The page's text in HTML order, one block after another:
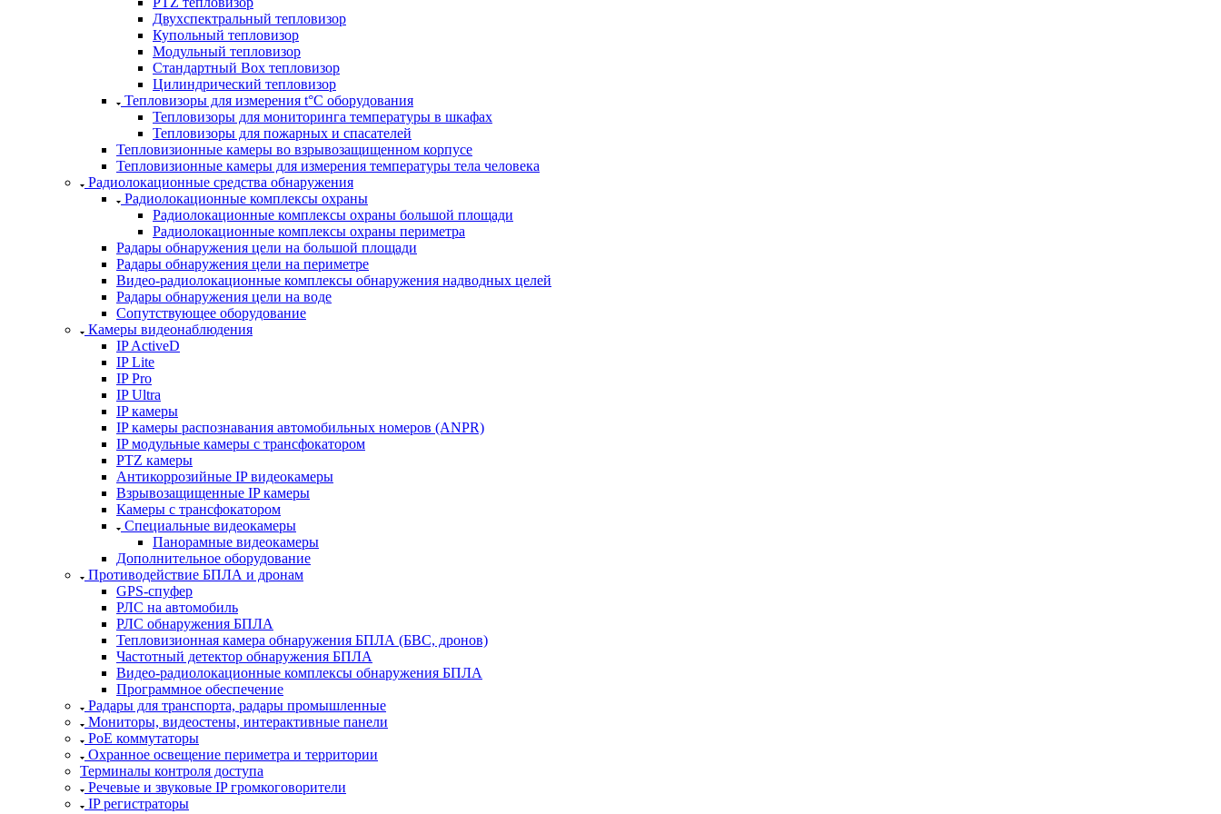
Двухспектральный тепловизор
Купольный тепловизор
Модульный тепловизор
Стандартный Box тепловизор
Цилиндрический тепловизор
Тепловизоры для измерения t°С оборудования
Тепловизоры для мониторинга температуры в шкафах
Тепловизоры для пожарных и спасателей
Тепловизионные камеры во взрывозащищенном корпусе
Тепловизионные камеры для измерения температуры тела человека
Радиолокационные средства обнаружения
Радиолокационные комплексы охраны
Радиолокационные комплексы охраны большой площади
Радиолокационные комплексы охраны периметра
Радары обнаружения цели на большой площади
Радары обнаружения цели на периметре
Видео-радиолокационные комплексы обнаружения надводных целей
Радары обнаружения цели на воде
Сопутствующее оборудование
Камеры видеонаблюдения
IP ActiveD
IP Lite
IP Pro
IP Ultra
IP камеры
IP камеры распознавания автомобильных номеров (ANPR)
IP модульные камеры с трансфокатором
PTZ камеры
Антикоррозийные IP видеокамеры
Взрывозащищенные IP камеры
Камеры c трансфокатором
Специальные видеокамеры
Панорамные видеокамеры
Дополнительное оборудование
Противодействие БПЛА и дронам
GPS-спуфер
РЛС на автомобиль
РЛС обнаружения БПЛА
Тепловизионная камера обнаружения БПЛА (БВС, дронов)
Частотный детектор обнаружения БПЛА
Видео-радиолокационные комплексы обнаружения БПЛА
Программное обеспечение
Радары для транспорта, радары промышленные
Мониторы, видеостены, интерактивные панели
РоЕ коммутаторы
Охранное освещение периметра и территории
Терминалы контроля доступа
Речевые и звуковые IP громкоговорители
IP регистраторы